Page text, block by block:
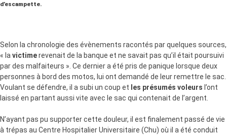
d’escampette.
Selon la chronologie des évènements racontés par quelques sources,
« lavictimerevenait de la banque et ne savait pas qu’il était poursuivi
par des malfaiteurs ». Ce dernier a été pris de panique lorsque deux
personnes à bord des motos, lui ont demandé de leur remettre le sac.
Voulant se défendre, il a subi un coup et les présumés voleurs l’ont
laissé en partant aussi vite avec le sac qui contenait de l’argent.
N’ayant pas pu supporter cette douleur, il est finalement passé de vie
à trépas au Centre Hospitalier Universitaire (Chu) où il a été conduit